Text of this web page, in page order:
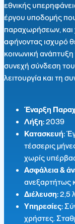
εθνικής
έργου υποδομής
παραχωρήσεων, και
αφήνοντας ισχυρό
κοινωνική
συνεχή σύνδεση
λειτουργία και τη
Έναρξη
Λήξη:2039
Κατασκευή:
τέσσερις
χωρίς
Ασφάλεια &
ανεξαρτήτως
Διέλευση:2,5
Υπηρεσίες:
χρήστες.